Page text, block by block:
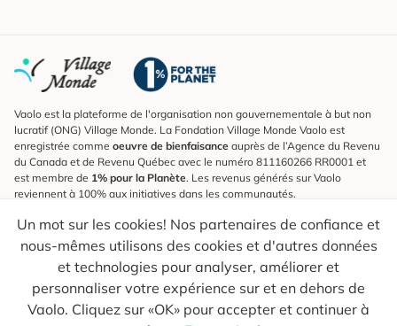
Un mot sur les cookies! Nos partenaires de confiance et
nous-mêmes utilisons des cookies et d'autres données
et technologies pour analyser, améliorer et
personnaliser votre expérience sur et en dehors de
Vaolo. Cliquez sur «OK» pour accepter et continuer à
Vaolo est la plateforme de l'organisation non gouvernementale à but non
lucratif (ONG) Village Monde. La Fondation Village Monde Vaolo est
enregistrée comme oeuvre de bienfaisance auprès de l’Agence du Revenu
du Canada et de Revenu Québec avec le numéro 811160266 RR0001 et
est membre de 1% pour la Planète. Les revenus générés sur Vaolo
reviennent à 100% aux initiatives dans les communautés.
S'inscrire à l'infolettre
Pour connaître les nouveautés, suivre nos explorateurs et recevoir des
astuces pour des voyages plus conscients.
Ton courriel Envoyer